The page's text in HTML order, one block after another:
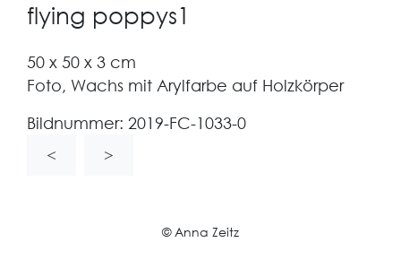
flying poppys1
50 x 50 x 3 cm
Foto, Wachs mit Arylfarbe auf Holzkörper
Bildnummer: 2019-FC-1033-0
<
>
© Anna Zeitz